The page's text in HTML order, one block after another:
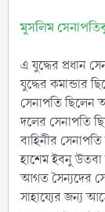
মুসলিম
এ যুদ্ধের প্রধান
যুদ্ধের কমান্ডার
সেনাপতি ছিলেন
দলের সেনাপতি
বাহিনীর
হাশেম ইবনু উতবা
আগত সৈন্যদের
সাহায্যের জন্য